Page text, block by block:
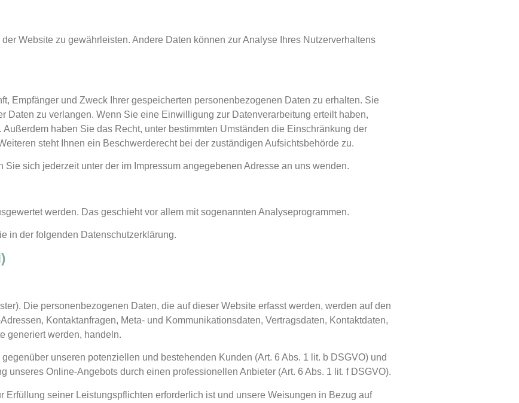
Website zu gewährleisten. Andere Daten können zur Analyse Ihres Nutzerverhaltens
Empfänger und Zweck Ihrer gespeicherten personenbezogenen Daten zu erhalten. Sie
Daten zu verlangen. Wenn Sie eine Einwilligung zur Datenverarbeitung erteilt haben,
haben Sie das Recht, unter bestimmten Umständen die Einschränkung der
steht Ihnen ein Beschwerderecht bei der zuständigen Aufsichtsbehörde zu.
sich jederzeit unter der im Impressum angegebenen Adresse an uns wenden.
werden. Das geschieht vor allem mit sogenannten Analyseprogrammen.
in der folgenden Datenschutzerklärung.
Die personenbezogenen Daten, die auf dieser Website erfasst werden, werden auf den
Kontaktanfragen, Meta- und Kommunikationsdaten, Vertragsdaten, Kontaktdaten,
generiert werden, handeln.
unseren potenziellen und bestehenden Kunden (Art. 6 Abs. 1 lit. b DSGVO) und
Online-Angebots durch einen professionellen Anbieter (Art. 6 Abs. 1 lit. f DSGVO).
seiner Leistungspflichten erforderlich ist und unsere Weisungen in Bezug auf